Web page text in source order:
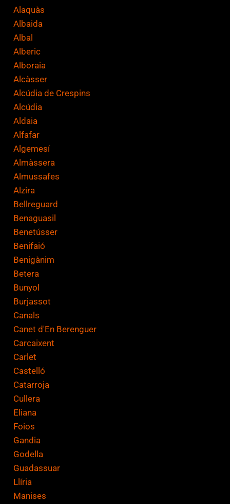
Alaquàs
Albaida
Albal
Alberic
Alboraia
Alcàsser
Alcúdia de Crespins
Alcúdia
Aldaia
Alfafar
Algemesí
Almàssera
Almussafes
Alzira
Bellreguard
Benaguasil
Benetússer
Benifaió
Benigànim
Betera
Bunyol
Burjassot
Canals
Canet d'En Berenguer
Carcaixent
Carlet
Castelló
Catarroja
Cullera
Eliana
Foios
Gandia
Godella
Guadassuar
Llíria
Manises